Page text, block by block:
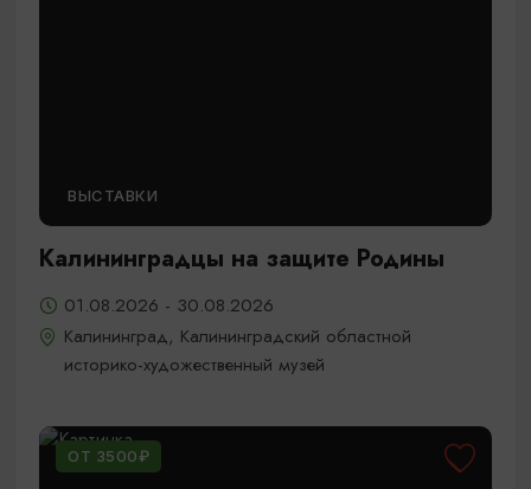
ВЫСТАВКИ
Калининградцы на защите Родины
01.08.2026 - 30.08.2026
Калининград, Калининградский областной
историко-художественный музей
ОТ 3500₽